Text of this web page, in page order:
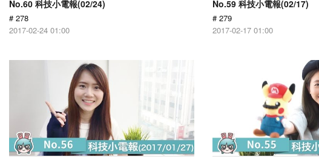
No.60 科技小電報(02/24)
# 278
2017-02-24 01:00
No.59 科技小電報(02/17)
# 279
2017-02-17 01:00